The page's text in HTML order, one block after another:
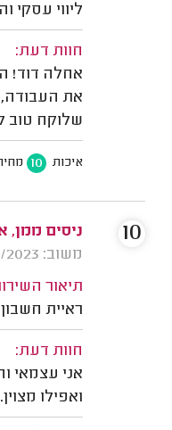
ליווי עסקי
חוות דעת:
אחלה דוד!
את
שלוקח טוב
איכות 10
ניסים ממן,
משוב: 18/01/2023
תיאור
ראיית
חוות דעת:
אני עצמאי
ואפילו מצוין.
10